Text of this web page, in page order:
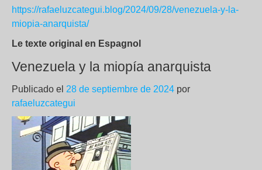
https://rafaeluzcategui.blog/2024/09/28/venezuela-y-la-
miopia-anarquista/
Le texte original en Espagnol
Venezuela y la miopía anarquista
Publicado el 28 de septiembre de 2024 por
rafaeluzcategui